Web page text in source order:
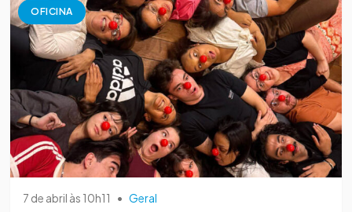
OFICINA
7 de abril às 10h11 • Geral